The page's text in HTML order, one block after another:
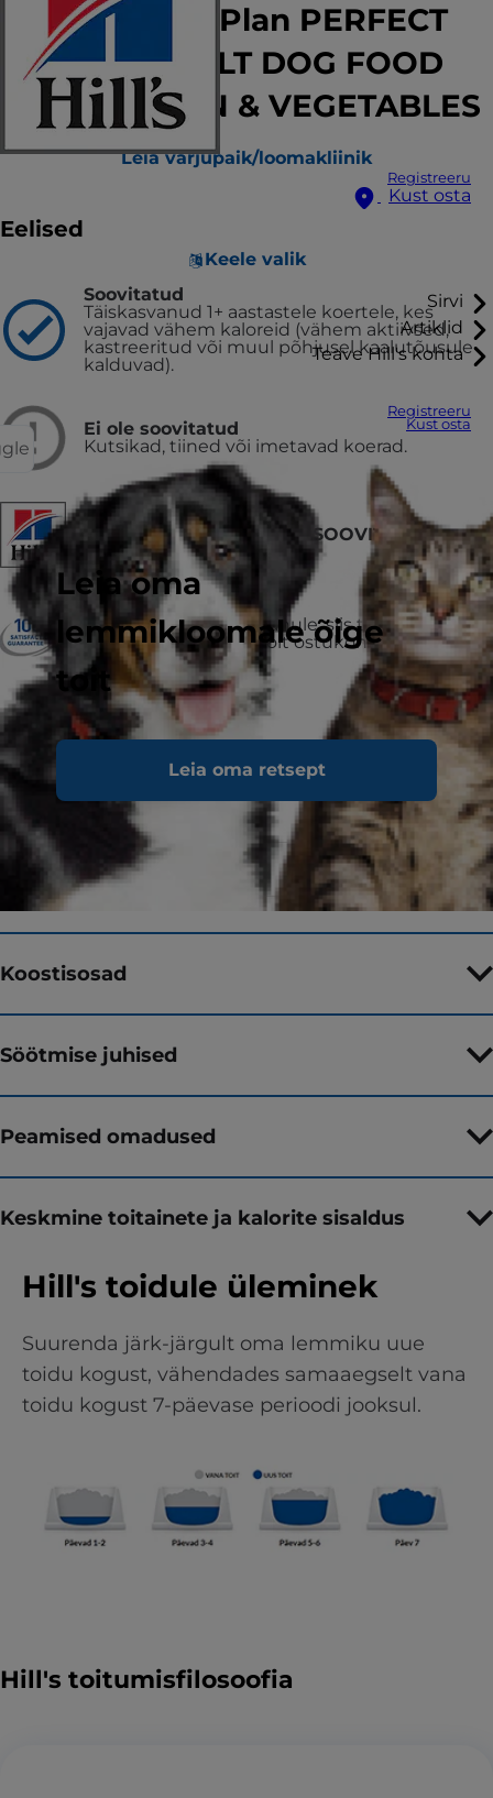
Registreeru
Kust osta
Keele valik
Sirvi
Artiklid
Teave Hill's kohta
Registreeru
Kust osta
Leia oma
lemmikloomale õige
toit
Leia oma retsept
Hill's Science Plan PERFECT
WEIGHT ADULT DOG FOOD
with CHICKEN & VEGETABLES
Leia varjupaik/loomakliinik
Eelised
Soovitatud
Täiskasvanud 1+ aastastele koertele, kes
vajavad vähem kaloreid (vähem aktiivsed,
kastreeritud või muul põhjusel kaalutõusule
kalduvad).
Ei ole soovitatud
Kutsikad, tiined või imetavad koerad.
VETERINAARIDE POOLT SOOVITATUD
VÕI RAHA TAGASI
Kui sa ei jää tootega rahule, siis tagasta
kasutamata jäänud toit ostukohta ning saad
raha tagasi.
Toidutüüp Märgtoit
Maitse
Pakendi suurus
Koostisosad
Söötmise juhised
Peamised omadused
Keskmine toitainete ja kalorite sisaldus
Hill's toidule üleminek
Suurenda järk-järgult oma lemmiku uue
toidu kogust, vähendades samaaegselt vana
toidu kogust 7-päevase perioodi jooksul.
Hill's toitumisfilosoofia